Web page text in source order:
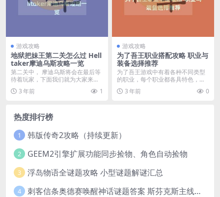
游戏攻略
地狱把妹王第二关怎么过 Hell
taker摩迪乌斯攻略一览
第二关中， 摩迪乌斯将会在最后等
待着玩家，下面我们就为大家来讲
解一下地...
3 年前 1
游戏攻略
为了吾王职业搭配攻略 职业与
装备选择推荐
为了吾王游戏中有着各种不同类型
的职业，每个职业都各具特色，玩
家们想要通关就需要对...
3 年前 0
热度排行榜
1 韩版传奇2攻略（持续更新）
2 GEEM2引擎扩展功能同步捡物、角色自动捡物
3 浮岛物语全谜题攻略 小型谜题解谜汇总
4 刺客信条奥德赛唤醒神话谜题答案 斯芬克斯主线攻略